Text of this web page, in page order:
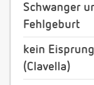
Schwanger
Fehlgeburt
kein
(Clavella)